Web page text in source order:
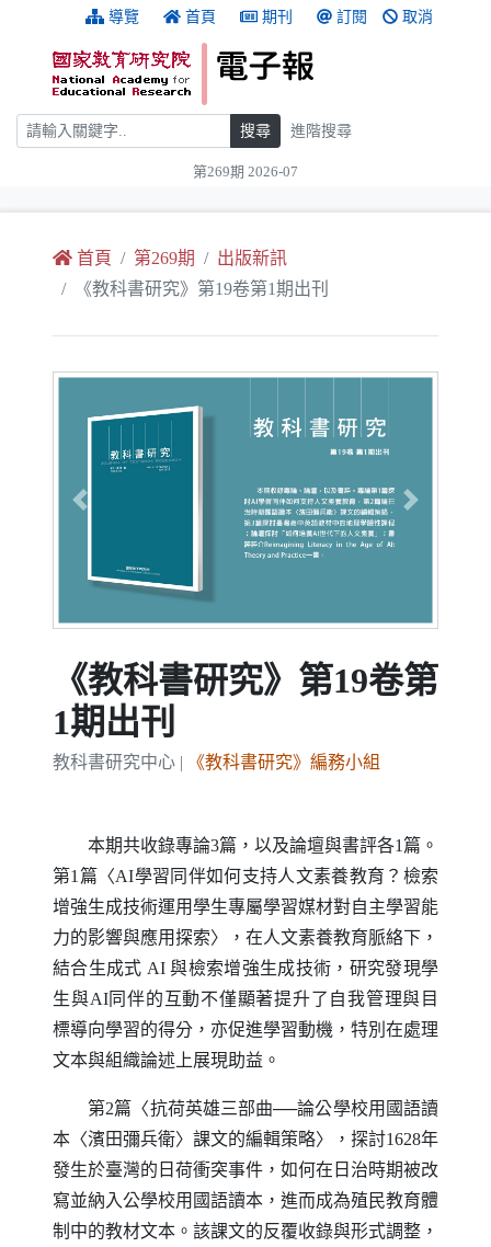
跳到主要內容 導覽 首頁 期刊 訂閱 取消
搜尋 搜尋 進階搜尋
第269期 2026-07
首頁 第269期
出版新訊
《教科書研究》第19卷第1期出刊
Previous Next
《教科書研究》第19卷第
1期出刊
教科書研究中心 | 《教科書研究》編務小組
本期共收錄專論3篇，以及論壇與書評各1篇。
第1篇〈AI學習同伴如何支持人文素養教育？檢索
增強生成技術運用學生專屬學習媒材對自主學習能
力的影響與應用探索〉，在人文素養教育脈絡下，
結合生成式 AI 與檢索增強生成技術，研究發現學
生與AI同伴的互動不僅顯著提升了自我管理與目
標導向學習的得分，亦促進學習動機，特別在處理
文本與組織論述上展現助益。
第2篇〈抗荷英雄三部曲──論公學校用國語讀
本〈濱田彌兵衛〉課文的編輯策略〉，探討1628年
發生於臺灣的日荷衝突事件，如何在日治時期被改
寫並納入公學校用國語讀本，進而成為殖民教育體
制中的教材文本。該課文的反覆收錄與形式調整，